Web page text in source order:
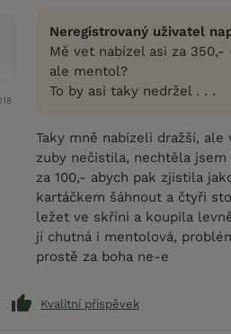
Neregistrovaný uživatel
Mě vet nabízel asi za
ale mentol?
To by asi taky nedržel . . .
Taky mně nabízeli dražší,
zuby nečistila, nechtěla
za 100,- abych pak zjistila
kartáčkem šáhnout a čtyři
ležet ve skříni a koupila
jí chutná i mentolová,
prostě za boha ne-e
Kvalitní příspěvek